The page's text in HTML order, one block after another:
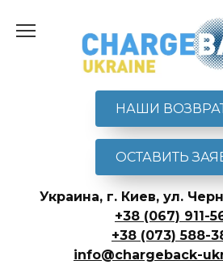
содержанию
НАШИ
ОСТАВИТЬ
Украина, г. Киев, ул.
+38 (067) 911-
+38 (073) 588-
info@chargeback-